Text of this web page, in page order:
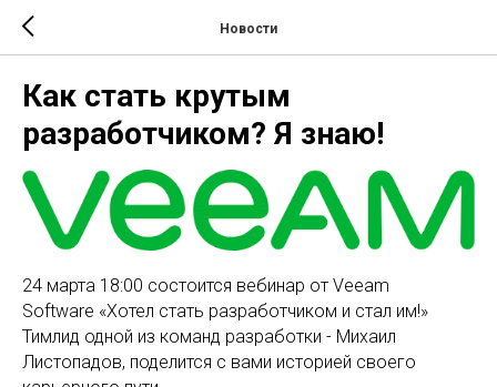
Новости
Как стать крутым
разработчиком? Я знаю!
24 марта 18:00 состоится вебинар от Veeam
Software «Хотел стать разработчиком и стал им!»
Тимлид одной из команд разработки - Михаил
Листопадов, поделится с вами историей своего